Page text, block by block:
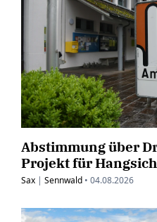
Abstimmung über
Projekt für
Sax | Sennwald • 04.08.2026